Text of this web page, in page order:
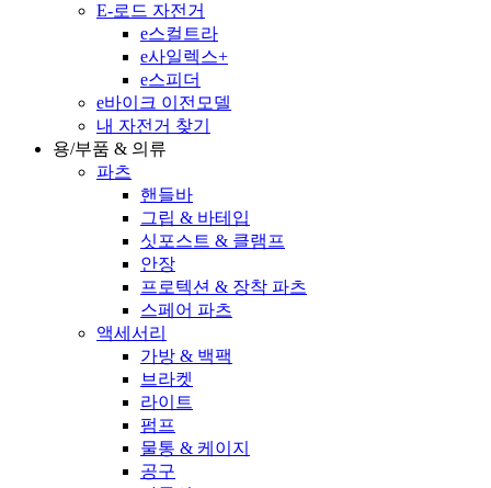
E-로드 자전거
e스컬트라
e사일렉스+
e스피더
e바이크 이전모델
내 자전거 찾기
용/부품 & 의류
파츠
핸들바
그립 & 바테입
싯포스트 & 클램프
안장
프로텍션 & 장착 파츠
스페어 파츠
액세서리
가방 & 백팩
브라켓
라이트
펌프
물통 & 케이지
공구